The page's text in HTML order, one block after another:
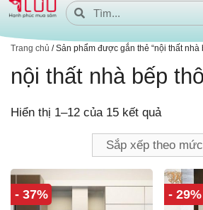
Trang chủ / Sản phẩm được gắn thẻ “nội thất nhà
nội thất nhà bếp
Hiển thị 1–12 của 15 kết quả
- 37% - 29%